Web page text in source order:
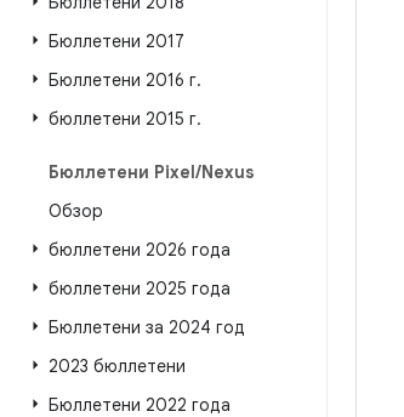
Бюллетени 2017
Бюллетени 2016 г.
бюллетени 2015 г.
Бюллетени Pixel/Nexus
Обзор
бюллетени 2026 года
бюллетени 2025 года
Бюллетени за 2024 год
2023 бюллетени
Бюллетени 2022 года